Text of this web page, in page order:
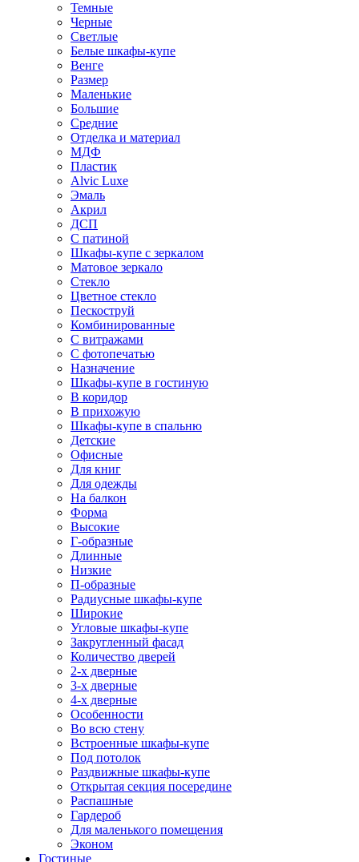
Темные
Черные
Светлые
Белые шкафы-купе
Венге
Размер
Маленькие
Большие
Средние
Отделка и материал
МДФ
Пластик
Alvic Luxe
Эмаль
Акрил
ДСП
С патиной
Шкафы-купе с зеркалом
Матовое зеркало
Стекло
Цветное стекло
Пескоструй
Комбинированные
С витражами
С фотопечатью
Назначение
Шкафы-купе в гостиную
В коридор
В прихожую
Шкафы-купе в спальню
Детские
Офисные
Для книг
Для одежды
На балкон
Форма
Высокие
Г-образные
Длинные
Низкие
П-образные
Радиусные шкафы-купе
Широкие
Угловые шкафы-купе
Закругленный фасад
Количество дверей
2-х дверные
3-х дверные
4-х дверные
Особенности
Во всю стену
Встроенные шкафы-купе
Под потолок
Раздвижные шкафы-купе
Открытая секция посередине
Распашные
Гардероб
Для маленького помещения
Эконом
Гостиные